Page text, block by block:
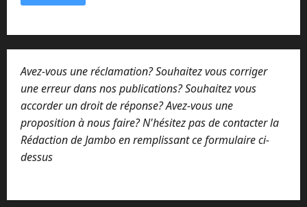
Avez-vous une réclamation? Souhaitez vous corriger
une erreur dans nos publications? Souhaitez vous
accorder un droit de réponse? Avez-vous une
proposition à nous faire? N'hésitez pas de contacter la
Rédaction de Jambo en remplissant ce formulaire ci-
dessus